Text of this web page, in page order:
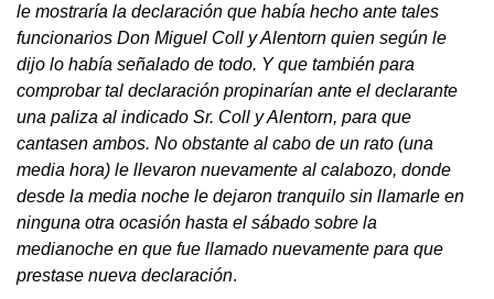
le mostraría la declaración que había hecho ante tales
funcionarios Don Miguel Coll y Alentorn quien según le
dijo lo había señalado de todo. Y que también para
comprobar tal declaración propinarían ante el declarante
una paliza al indicado Sr. Coll y Alentorn, para que
cantasen ambos. No obstante al cabo de un rato (una
media hora) le llevaron nuevamente al calabozo, donde
desde la media noche le dejaron tranquilo sin llamarle en
ninguna otra ocasión hasta el sábado sobre la
medianoche en que fue llamado nuevamente para que
prestase nueva declaración.